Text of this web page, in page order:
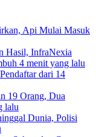
Api Mulai Masuk
Hasil, InfraNexia
4 menit yang lalu
dari 14
19 Orang, Dua
lalu
Dunia, Polisi